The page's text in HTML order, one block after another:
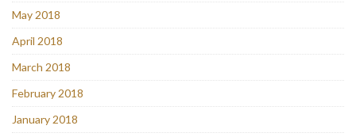
May 2018
April 2018
March 2018
February 2018
January 2018